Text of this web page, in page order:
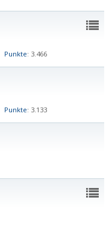
Punkte 3.466
Punkte 3.133